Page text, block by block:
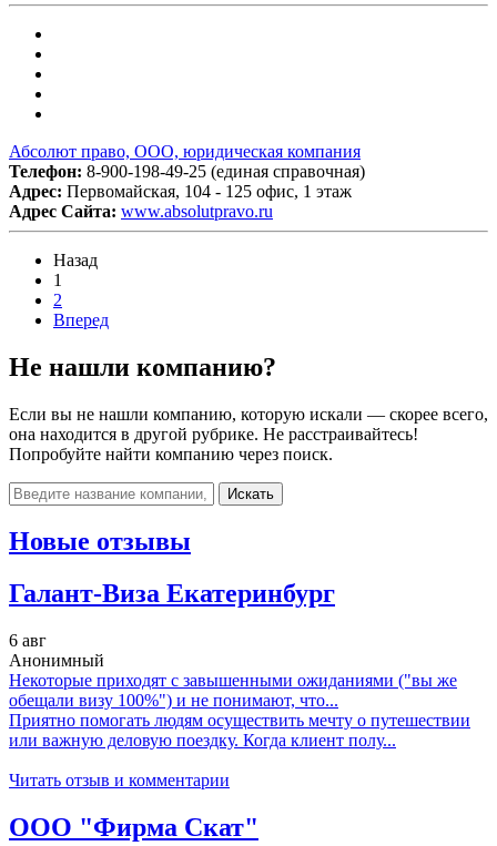
Абсолют право, ООО, юридическая компания
Телефон: 8-900-198-49-25 (единая справочная)
Адрес: Первомайская, 104 - 125 офис, 1 этаж
Адрес Сайта: www.absolutpravo.ru
Назад
1
2
Вперед
Не нашли компанию?
Если вы не нашли компанию, которую искали — скорее всего,
она находится в другой рубрике. Не расстраивайтесь!
Попробуйте найти компанию через поиск.
Искать
Новые отзывы
Галант-Виза Екатеринбург
6 авг
Анонимный
Некоторые приходят с завышенными ожиданиями ("вы же
обещали визу 100%") и не понимают, что...
Приятно помогать людям осуществить мечту о путешествии
или важную деловую поездку. Когда клиент полу...
Читать отзыв и комментарии
ООО "Фирма Скат"